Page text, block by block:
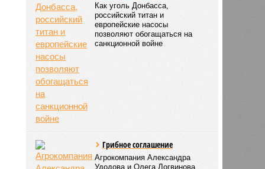
Как уголь Донбасса,
российский титан и
европейские насосы
позволяют обогащаться на
санкционной войне
Грибное соглашение
Агрокомпания Александра
Удодова и Олега Логвинова